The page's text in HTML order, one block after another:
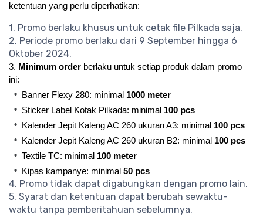
ketentuan yang perlu diperhatikan:
1. Promo berlaku khusus untuk cetak file Pilkada saja.
2. Periode promo berlaku dari 9 September hingga 6
Oktober 2024.
3. Minimum order berlaku untuk setiap produk dalam promo
ini:
• Banner Flexy 280: minimal 1000 meter
• Sticker Label Kotak Pilkada: minimal 100 pcs
• Kalender Jepit Kaleng AC 260 ukuran A3: minimal 100 pcs
• Kalender Jepit Kaleng AC 260 ukuran B2: minimal 100 pcs
• Textile TC: minimal 100 meter
• Kipas kampanye: minimal 50 pcs
4. Promo tidak dapat digabungkan dengan promo lain.
5. Syarat dan ketentuan dapat berubah sewaktu-
waktu tanpa pemberitahuan sebelumnya.